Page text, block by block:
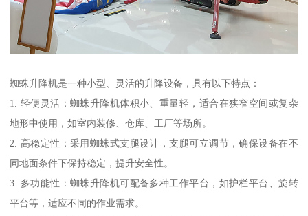
蜘蛛升降机是一种小型、灵活的升降设备，具有以下特点：
1. 轻便灵活：蜘蛛升降机体积小、重量轻，适合在狭窄空间或复杂
地形中使用，如室内装修、仓库、工厂等场所。
2. 高稳定性：采用蜘蛛式支腿设计，支腿可立调节，确保设备在不
同地面条件下保持稳定，提升安全性。
3. 多功能性：蜘蛛升降机可配备多种工作平台，如护栏平台、旋转
平台等，适应不同的作业需求。